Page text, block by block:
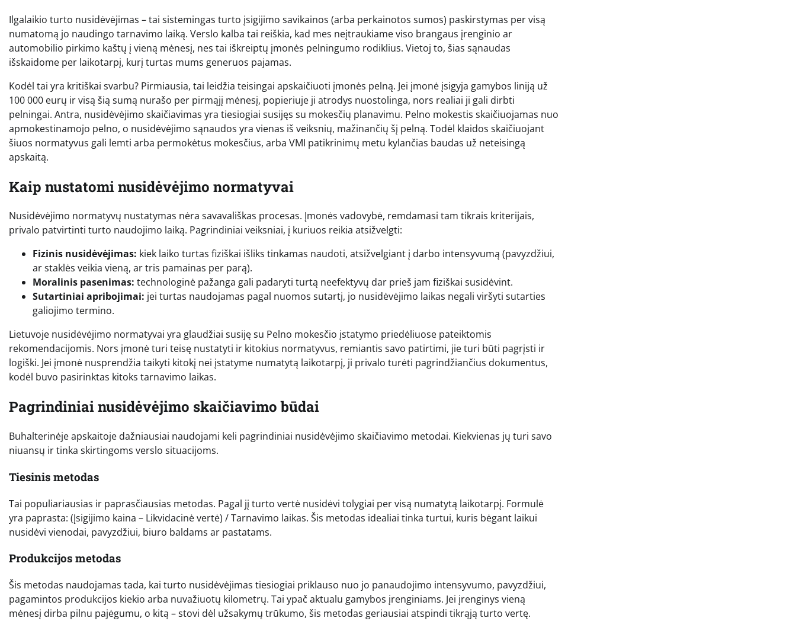
Ilgalaikio turto nusidėvėjimas – tai sistemingas turto įsigijimo savikainos (arba perkainotos sumos) paskirstymas per visą
numatomą jo naudingo tarnavimo laiką. Verslo kalba tai reiškia, kad mes neįtraukiame viso brangaus įrenginio ar
automobilio pirkimo kaštų į vieną mėnesį, nes tai iškreiptų įmonės pelningumo rodiklius. Vietoj to, šias sąnaudas
išskaidome per laikotarpį, kurį turtas mums generuos pajamas.
Kodėl tai yra kritiškai svarbu? Pirmiausia, tai leidžia teisingai apskaičiuoti įmonės pelną. Jei įmonė įsigyja gamybos liniją už
100 000 eurų ir visą šią sumą nurašo per pirmąjį mėnesį, popieriuje ji atrodys nuostolinga, nors realiai ji gali dirbti
pelningai. Antra, nusidėvėjimo skaičiavimas yra tiesiogiai susijęs su mokesčių planavimu. Pelno mokestis skaičiuojamas nuo
apmokestinamojo pelno, o nusidėvėjimo sąnaudos yra vienas iš veiksnių, mažinančių šį pelną. Todėl klaidos skaičiuojant
šiuos normatyvus gali lemti arba permokėtus mokesčius, arba VMI patikrinimų metu kylančias baudas už neteisingą
apskaitą.
Kaip nustatomi nusidėvėjimo normatyvai
Nusidėvėjimo normatyvų nustatymas nėra savavališkas procesas. Įmonės vadovybė, remdamasi tam tikrais kriterijais,
privalo patvirtinti turto naudojimo laiką. Pagrindiniai veiksniai, į kuriuos reikia atsižvelgti:
Fizinis nusidėvėjimas: kiek laiko turtas fiziškai išliks tinkamas naudoti, atsižvelgiant į darbo intensyvumą (pavyzdžiui,
ar staklės veikia vieną, ar tris pamainas per parą).
Moralinis pasenimas: technologinė pažanga gali padaryti turtą neefektyvų dar prieš jam fiziškai susidėvint.
Sutartiniai apribojimai: jei turtas naudojamas pagal nuomos sutartį, jo nusidėvėjimo laikas negali viršyti sutarties
galiojimo termino.
Lietuvoje nusidėvėjimo normatyvai yra glaudžiai susiję su Pelno mokesčio įstatymo priedėliuose pateiktomis
rekomendacijomis. Nors įmonė turi teisę nustatyti ir kitokius normatyvus, remiantis savo patirtimi, jie turi būti pagrįsti ir
logiški. Jei įmonė nusprendžia taikyti kitokį nei įstatyme numatytą laikotarpį, ji privalo turėti pagrindžiančius dokumentus,
kodėl buvo pasirinktas kitoks tarnavimo laikas.
Pagrindiniai nusidėvėjimo skaičiavimo būdai
Buhalterinėje apskaitoje dažniausiai naudojami keli pagrindiniai nusidėvėjimo skaičiavimo metodai. Kiekvienas jų turi savo
niuansų ir tinka skirtingoms verslo situacijoms.
Tiesinis metodas
Tai populiariausias ir paprasčiausias metodas. Pagal jį turto vertė nusidėvi tolygiai per visą numatytą laikotarpį. Formulė
yra paprasta: (Įsigijimo kaina – Likvidacinė vertė) / Tarnavimo laikas. Šis metodas idealiai tinka turtui, kuris bėgant laikui
nusidėvi vienodai, pavyzdžiui, biuro baldams ar pastatams.
Produkcijos metodas
Šis metodas naudojamas tada, kai turto nusidėvėjimas tiesiogiai priklauso nuo jo panaudojimo intensyvumo, pavyzdžiui,
pagamintos produkcijos kiekio arba nuvažiuotų kilometrų. Tai ypač aktualu gamybos įrenginiams. Jei įrenginys vieną
mėnesį dirba pilnu pajėgumu, o kitą – stovi dėl užsakymų trūkumo, šis metodas geriausiai atspindi tikrąją turto vertę.